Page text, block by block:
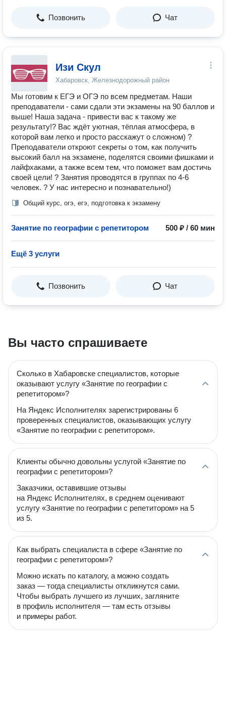
Позвонить Чат
Изи Скул
Хабаровск, Железнодорожный район
Мы готовим к ЕГЭ и ОГЭ по всем предметам. Наши
преподаватели - сами сдали эти экзамены на 90 баллов и
выше! Наша задача - привести вас к такому же
результату!? Вас ждёт уютная, тёплая атмосфера, в
которой вам легко и просто расскажут о сложном) ?
Преподаватели откроют секреты о том, как получить
высокий балл на экзамене, поделятся своими фишками и
лайфхаками, а также всем тем, что поможет вам достичь
своей цели! ? Занятия проводятся в группах по 4-6
человек. ? У нас интересно и познавательно!)
Общий курс, огэ, егэ, подготовка к экзамену
Занятие по географии с репетитором 500 ₽ / 60 мин
Ещё 3 услуги
Позвонить Чат
Вы часто спрашиваете
Сколько в Хабаровске специалистов, которые
оказывают услугу «Занятие по географии с
репетитором»?
На Яндекс Исполнителях зарегистрированы 6
проверенных специалистов, оказывающих услугу
«Занятие по географии с репетитором».
Клиенты обычно довольны услугой «Занятие по
географии с репетитором»?
Заказчики, оставившие отзывы
на Яндекс Исполнителях, в среднем оценивают
услугу «Занятие по географии с репетитором» на 5
из 5.
Как выбрать специалиста в сфере «Занятие по
географии с репетитором»?
Можно искать по каталогу, а можно создать
заказ — тогда специалисты откликнутся сами.
Чтобы выбрать лучшего из лучших, загляните
в профиль исполнителя — там есть отзывы
и примеры работ.